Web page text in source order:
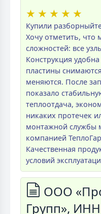
★ ★ ★ ★ ★
Купили
Хочу отметить,
сложностей: все
Конструкция
пластины
меняются. После
показало
теплоотдача,
никаких протечек
монтажной службы
компанией
Качественная
условий
ООО
Групп»,